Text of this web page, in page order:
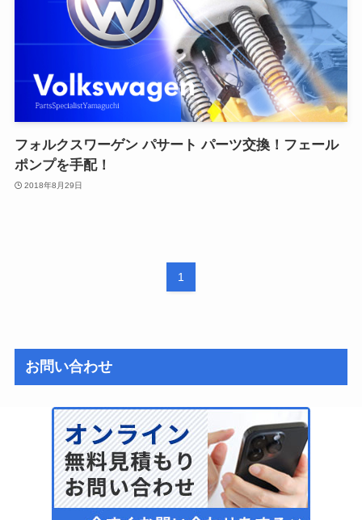
フォルクスワーゲン パサート パーツ交換！フェール
ポンプを手配！
2018年8月29日
1
お問い合わせ